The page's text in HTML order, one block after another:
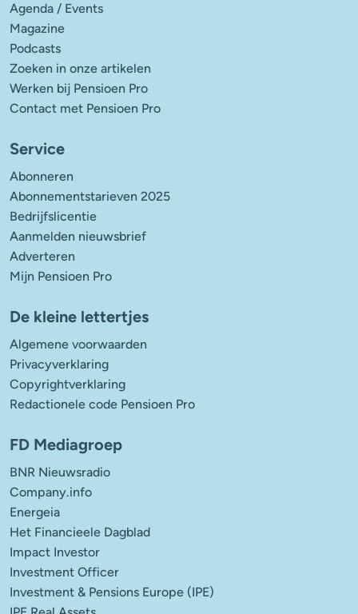
Agenda / Events
Magazine
Podcasts
Zoeken in onze artikelen
Werken bij Pensioen Pro
Contact met Pensioen Pro
Service
Abonneren
Abonnementstarieven 2025
Bedrijfslicentie
Aanmelden nieuwsbrief
Adverteren
Mijn Pensioen Pro
De kleine lettertjes
Algemene voorwaarden
Privacyverklaring
Copyrightverklaring
Redactionele code Pensioen Pro
FD Mediagroep
BNR Nieuwsradio
Company.info
Energeia
Het Financieele Dagblad
Impact Investor
Investment Officer
Investment & Pensions Europe (IPE)